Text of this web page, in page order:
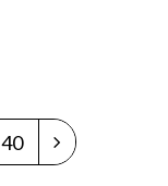
Page
40 Siguiente